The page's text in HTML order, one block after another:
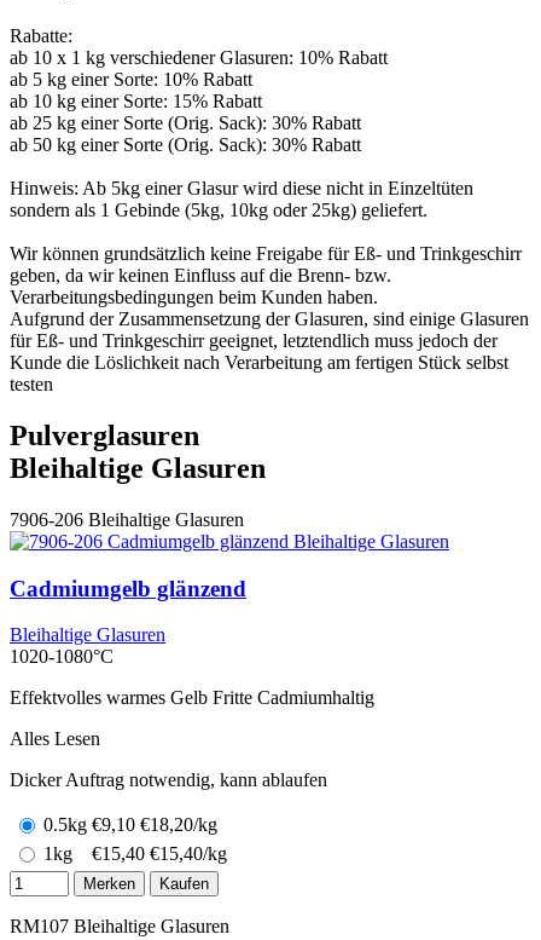
Rabatte:
ab 10 x 1 kg verschiedener Glasuren: 10% Rabatt
ab 5 kg einer Sorte: 10% Rabatt
ab 10 kg einer Sorte: 15% Rabatt
ab 25 kg einer Sorte (Orig. Sack): 30% Rabatt
ab 50 kg einer Sorte (Orig. Sack): 30% Rabatt
Hinweis: Ab 5kg einer Glasur wird diese nicht in Einzeltüten
sondern als 1 Gebinde (5kg, 10kg oder 25kg) geliefert.
Wir können grundsätzlich keine Freigabe für Eß- und Trinkgeschirr
geben, da wir keinen Einfluss auf die Brenn- bzw.
Verarbeitungsbedingungen beim Kunden haben.
Aufgrund der Zusammensetzung der Glasuren, sind einige Glasuren
für Eß- und Trinkgeschirr geeignet, letztendlich muss jedoch der
Kunde die Löslichkeit nach Verarbeitung am fertigen Stück selbst
testen
Pulverglasuren
Bleihaltige Glasuren
7906-206 Bleihaltige Glasuren
Cadmiumgelb glänzend
Bleihaltige Glasuren
1020-1080°C
Effektvolles warmes Gelb Fritte Cadmiumhaltig
Alles Lesen
Dicker Auftrag notwendig, kann ablaufen
0.5kg €9,10 €18,20/kg
1kg
€15,40 €15,40/kg
Merken Kaufen
RM107 Bleihaltige Glasuren